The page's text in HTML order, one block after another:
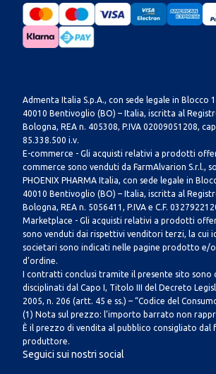
Admenta Italia S.p.A., con sede legale in Blocco
40010 Bentivoglio (BO) – Italia, iscritta al
Bologna, REA n. 405308, P.IVA 02009051208,
85.338.500 i.v.
E-commerce - Gli acquisti relativi a prodotti
commerce sono venduti da FarmAlvarion S.r.l.,
PHOENIX PHARMA Italia, con sede legale in
40010 Bentivoglio (BO) – Italia, iscritta al
Bologna, REA n. 5056411, P.IVA e C.F.
Marketplace - Gli acquisti relativi a prodotti
sono venduti dai rispettivi venditori terzi, la cui
societari sono indicati nelle pagine prodotto e/
d’ordine.
I contratti conclusi tramite il presente sito sono
disciplinati dal Capo I, Titolo III del Decreto
2005, n. 206 (artt. 45 e ss.) – “Codice del
(1) Nota sul prezzo: l’importo barrato non
È il prezzo di vendita al pubblico consigliato
produttore.
Seguici sui nostri social